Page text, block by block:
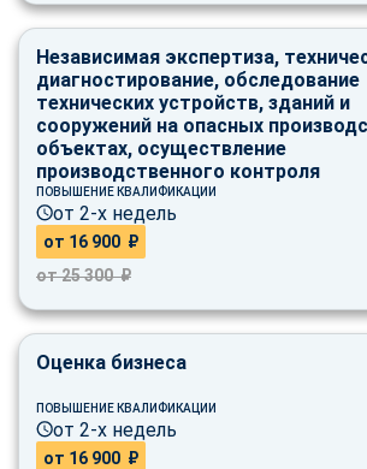
Независимая экспертиза,
диагностирование, обследование
технических устройств, зданий и
сооружений на опасных
объектах, осуществление
производственного контроля
ПОВЫШЕНИЕ КВАЛИФИКАЦИИ
от 2-х недель
от 16 900 ₽
от 25 300 ₽
Оценка бизнеса
ПОВЫШЕНИЕ КВАЛИФИКАЦИИ
от 2-х недель
от 16 900 ₽